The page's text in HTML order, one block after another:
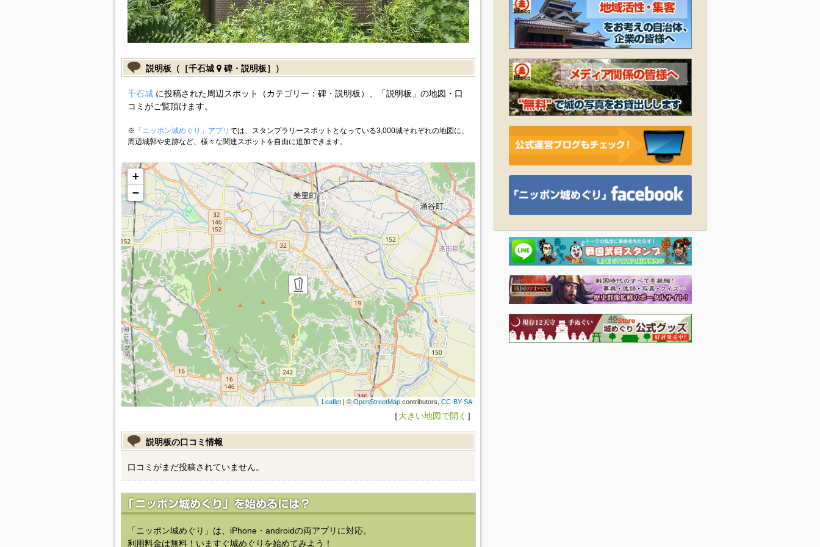
説明板（［千石城 碑・説明板］）
千石城に投稿された周辺スポット（カテゴリー：碑・説明板）、「説明板」の地図・口
コミがご覧頂けます。
※ 「ニッポン城めぐり」アプリ では、スタンプラリースポットとなっている3,000城それぞれの地図に、
周辺城郭や史跡など、様々な関連スポットを自由に追加できます。
+
−
Leaflet| ©OpenStreetMapcontributors, CC-BY-SA
［大きい地図で開く ］
説明板の口コミ情報
口コミがまだ投稿されていません。
「ニッポン城めぐり」は、iPhone・androidの両アプリに対応。
利用料金は無料！いますぐ城めぐりを始めてみよう！